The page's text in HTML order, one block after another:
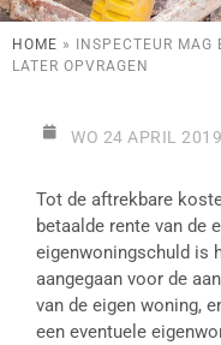
HOME »
INSPECTEUR
LATER OPVRAGEN
WO 24 APRIL 2019
Tot de aftrekbare
betaalde rente van de
eigenwoningschuld is
aangegaan voor de
van de eigen woning,
een eventuele